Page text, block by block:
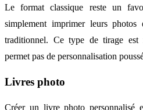
Le format classique reste un
simplement imprimer leurs
traditionnel. Ce type de tirage est
permet pas de personnalisation
Livres photo
Créer un livre photo personnalisé